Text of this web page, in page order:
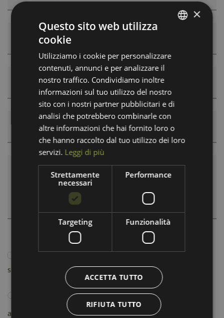
E-Mail
Telefono
sull’utilizzo dei miei dati personali
al trattamento dei miei dati personali anche per l’invio
GERMAN
×
Questo sito web utilizza
cookie
Utilizziamo i cookie per personalizzare
contenuti, annunci e per analizzare il
nostro traffico. Condividiamo inoltre
informazioni sul tuo utilizzo del nostro
sito con i nostri partner pubblicitari e di
analisi che potrebbero combinarle con
altre informazioni che hai fornito loro o
che hanno raccolto dal tuo utilizzo dei loro
servizi. Leggi di più
Strettamente
necessari
Performance
Targeting Funzionalità
ACCETTA TUTTO
RIFIUTA TUTTO